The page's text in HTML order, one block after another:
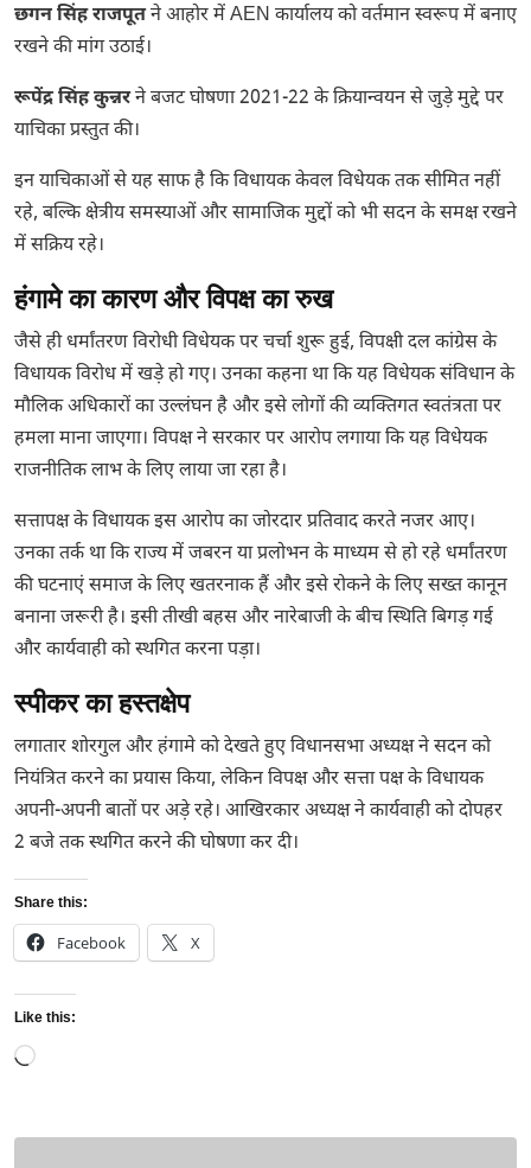
छगन सिंह राजपूतने आहोर में AEN कार्यालय को वर्तमान स्वरूप में बनाए
रखने की मांग उठाई।
रूपेंद्र सिंह कुन्नरने बजट घोषणा 2021-22 के क्रियान्वयन से जुड़े मुद्दे पर
याचिका प्रस्तुत की।
इन याचिकाओं से यह साफ है कि विधायक केवल विधेयक तक सीमित नहीं
रहे, बल्कि क्षेत्रीय समस्याओं और सामाजिक मुद्दों को भी सदन के समक्ष रखने
में सक्रिय रहे।
हंगामे का कारण और विपक्ष का रुख
जैसे ही धर्मांतरण विरोधी विधेयक पर चर्चा शुरू हुई, विपक्षी दल कांग्रेस के
विधायक विरोध में खड़े हो गए। उनका कहना था कि यह विधेयक संविधान के
मौलिक अधिकारों का उल्लंघन है और इसे लोगों की व्यक्तिगत स्वतंत्रता पर
हमला माना जाएगा। विपक्ष ने सरकार पर आरोप लगाया कि यह विधेयक
राजनीतिक लाभ के लिए लाया जा रहा है।
सत्तापक्ष के विधायक इस आरोप का जोरदार प्रतिवाद करते नजर आए।
उनका तर्क था कि राज्य में जबरन या प्रलोभन के माध्यम से हो रहे धर्मांतरण
की घटनाएं समाज के लिए खतरनाक हैं और इसे रोकने के लिए सख्त कानून
बनाना जरूरी है। इसी तीखी बहस और नारेबाजी के बीच स्थिति बिगड़ गई
और कार्यवाही को स्थगित करना पड़ा।
स्पीकर का हस्तक्षेप
लगातार शोरगुल और हंगामे को देखते हुए विधानसभा अध्यक्ष ने सदन को
नियंत्रित करने का प्रयास किया, लेकिन विपक्ष और सत्ता पक्ष के विधायक
अपनी-अपनी बातों पर अड़े रहे। आखिरकार अध्यक्ष ने कार्यवाही को दोपहर
2 बजे तक स्थगित करने की घोषणा कर दी।
Share this:
Facebook X
Like this:
Loading…